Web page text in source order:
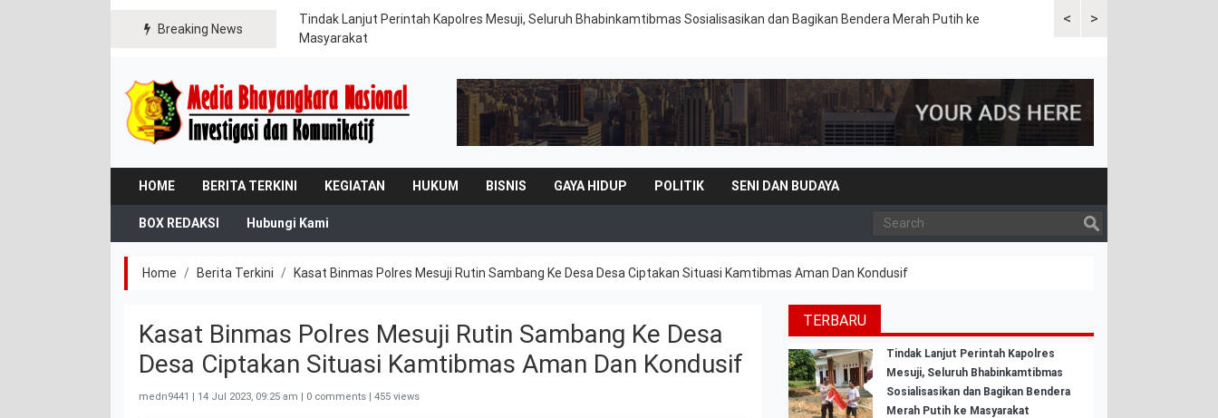
Breaking News
<
Tindak Lanjut Perintah Kapolres Mesuji, Seluruh Bhabinkamtibmas Sosialisasikan dan Bagikan Bendera Merah Putih ke
Masyarakat
Sat Lantas Polres Mesuji
>
HOME BERITA TERKINI KEGIATAN HUKUM BISNIS GAYA HIDUP POLITIK SENI DAN BUDAYA
BOX REDAKSI Hubungi Kami
Home Berita Terkini Kasat Binmas Polres Mesuji Rutin Sambang Ke Desa Desa Ciptakan Situasi Kamtibmas Aman Dan Kondusif
Kasat Binmas Polres Mesuji Rutin Sambang Ke Desa
Desa Ciptakan Situasi Kamtibmas Aman Dan Kondusif
medn9441 | 14 Jul 2023, 09:25 am | 0 comments | 455 views
TERBARU
Tindak Lanjut Perintah Kapolres
Mesuji, Seluruh Bhabinkamtibmas
Sosialisasikan dan Bagikan Bendera
Merah Putih ke Masyarakat